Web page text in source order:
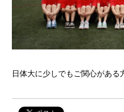
日体大に少しでもご関心があ